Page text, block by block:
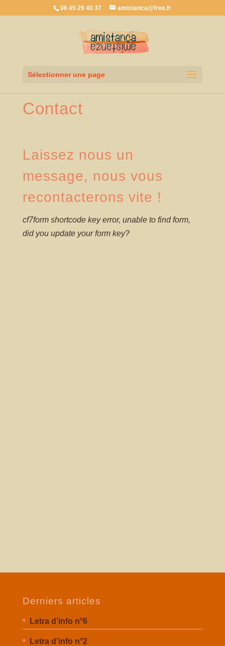
06 45 29 40 37 amistanca@free.fr
Sélectionner une page
Contact
Laissez nous un
message, nous vous
recontacterons vite !
cf7form shortcode key error, unable to find form,
did you update your form key?
Derniers articles
Letra d’info n°6
Letra d’info n°2